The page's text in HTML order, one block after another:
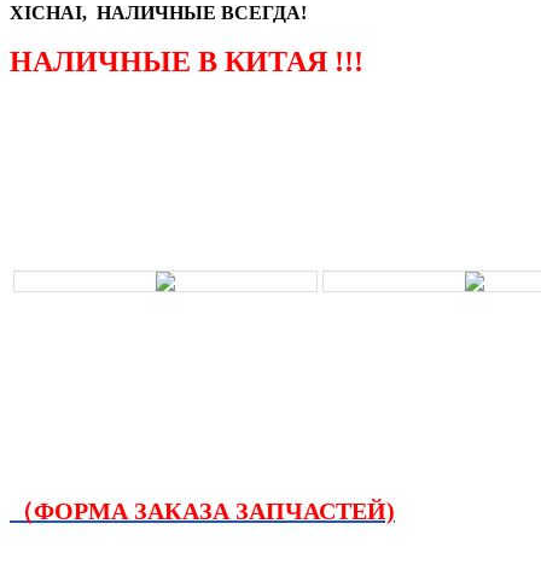
XICHAI, НАЛИЧНЫЕ ВСЕГДА!
НАЛИЧНЫЕ В КИТАЯ !!!
（ФОРМА ЗАКАЗА ЗАПЧАСТЕЙ)